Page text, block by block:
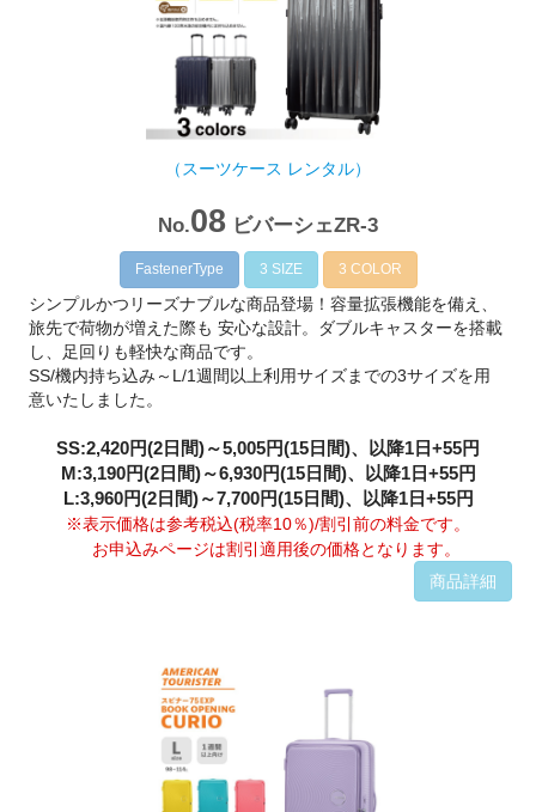
（スーツケース レンタル）
No.08 ビバーシェZR-3
FastenerType 3 SIZE 3 COLOR
シンプルかつリーズナブルな商品登場！容量拡張機能を備え、
旅先で荷物が増えた際も 安心な設計。ダブルキャスターを搭載
し、足回りも軽快な商品です。
SS/機内持ち込み～L/1週間以上利用サイズまでの3サイズを用
意いたしました。
SS:2,420円(2日間)～5,005円(15日間)、以降1日+55円
M:3,190円(2日間)～6,930円(15日間)、以降1日+55円
L:3,960円(2日間)～7,700円(15日間)、以降1日+55円
※表示価格は参考税込(税率10％)/割引前の料金です。
お申込みページは割引適用後の価格となります。
商品詳細